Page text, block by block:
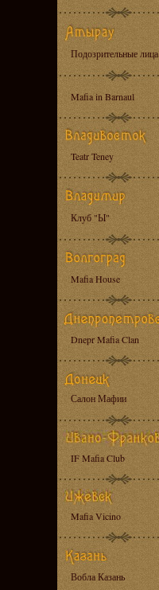
Подозрительные лица
Mafia in Barnaul
Teatr Teney
Клуб "Ы"
Mafia House
Dnepr Mafia Clan
Салон Мафии
IF Mafia Club
Mafia Vicino
Вобла Казань